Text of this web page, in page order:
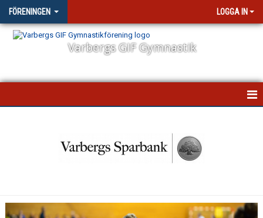
FÖRENINGEN LOGGA IN
Varbergs GIF Gymnastik